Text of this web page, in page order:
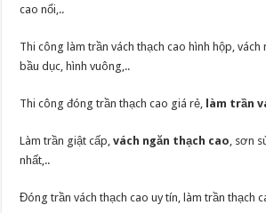
cao nổi,..
Thi công làm trần vách thạch cao hình hộp, vách
bầu dục, hình vuông,..
Thi công đóng trần thạch cao giá rẻ, làm trần
Làm trần giật cấp,vách ngăn thạch cao, sơn
nhất,..
Đóng trần vách thạch cao uy tín, làm trần thạch